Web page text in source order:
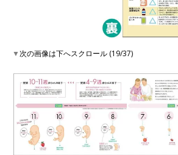
▼次の画像は下へスクロール (19/37)